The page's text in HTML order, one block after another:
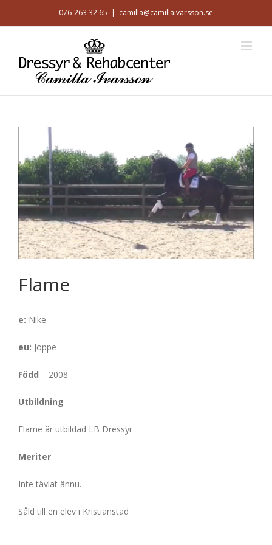
076-263 32 65 | camilla@camillaivarsson.se
Flame
e: Nike
eu: Joppe
Född 2008
Utbildning
Flame är utbildad LB Dressyr
Meriter
Inte tävlat ännu.
Såld till en elev i Kristianstad